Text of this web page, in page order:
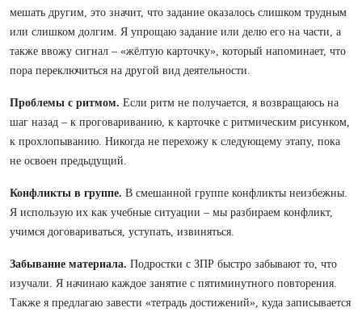
мешать другим, это значит, что задание оказалось слишком трудным
или слишком долгим. Я упрощаю задание или делю его на части, а
также ввожу сигнал – «жёлтую карточку», который напоминает, что
пора переключиться на другой вид деятельности.
Проблемы с ритмом. Если ритм не получается, я возвращаюсь на
шаг назад – к проговариванию, к карточке с ритмическим рисунком,
к прохлопыванию. Никогда не перехожу к следующему этапу, пока
не освоен предыдущий.
Конфликты в группе. В смешанной группе конфликты неизбежны.
Я использую их как учебные ситуации – мы разбираем конфликт,
учимся договариваться, уступать, извиняться.
Забывание материала. Подростки с ЗПР быстро забывают то, что
изучали. Я начинаю каждое занятие с пятиминутного повторения.
Также я предлагаю завести «тетрадь достижений», куда записывается